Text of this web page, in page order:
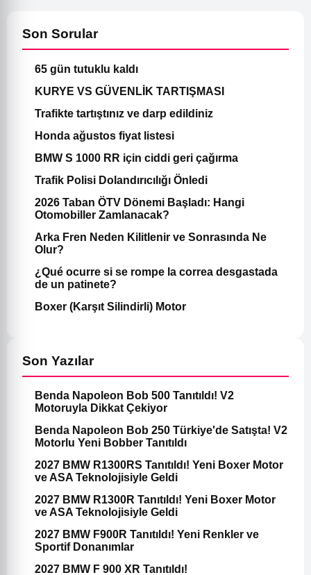
Son Sorular
65 gün tutuklu kaldı
KURYE VS GÜVENLİK TARTIŞMASI
Trafikte tartıştınız ve darp edildiniz
Honda ağustos fiyat listesi
BMW S 1000 RR için ciddi geri çağırma
Trafik Polisi Dolandırıcılığı Önledi
2026 Taban ÖTV Dönemi Başladı: Hangi
Otomobiller Zamlanacak?
Arka Fren Neden Kilitlenir ve Sonrasında Ne
Olur?
¿Qué ocurre si se rompe la correa desgastada
de un patinete?
Boxer (Karşıt Silindirli) Motor
Son Yazılar
Benda Napoleon Bob 500 Tanıtıldı! V2
Motoruyla Dikkat Çekiyor
Benda Napoleon Bob 250 Türkiye'de Satışta! V2
Motorlu Yeni Bobber Tanıtıldı
2027 BMW R1300RS Tanıtıldı! Yeni Boxer Motor
ve ASA Teknolojisiyle Geldi
2027 BMW R1300R Tanıtıldı! Yeni Boxer Motor
ve ASA Teknolojisiyle Geldi
2027 BMW F900R Tanıtıldı! Yeni Renkler ve
Sportif Donanımlar
2027 BMW F 900 XR Tanıtıldı!